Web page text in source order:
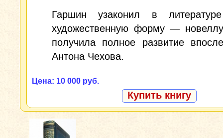
Гаршин узаконил в
художественную форму —
получила полное развитие
Антона Чехова.
Цена: 10 000 руб.
Купить книгу